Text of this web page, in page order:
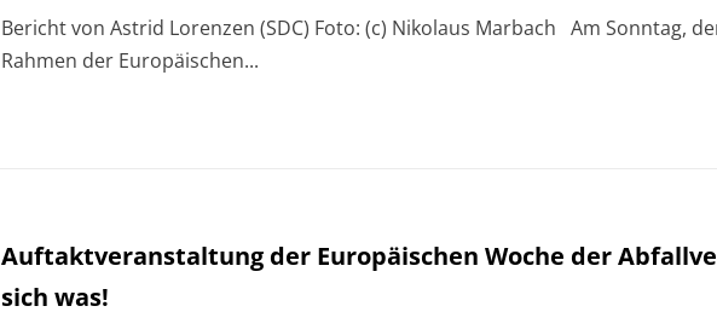
Bericht von Astrid Lorenzen (SDC) Foto: (c) Nikolaus Marbach Am Sonntag,
Rahmen der Europäischen...
Auftaktveranstaltung der Europäischen Woche der
sich was!